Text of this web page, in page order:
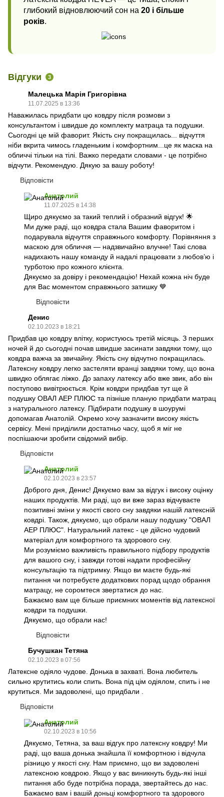
глибокий відновлюючий сон на 20 і більше
років.
Відгуки 3
Малецька Марія Григорівна
11.07.2025 в 13:36
Наважилась придбати цю ковдру після розмови з
консультантом і швидше до комплекту матраца та подушки.
Сьогодні це мій фаворит. Якість сну покращилась... відчуття
ніби вкрита чимось гладеньким і комфортним...це як маска на
обличчі тільки на тілі. Важко передати словами - це потрібно
відчути. Рекомендую. Дякую за вашу роботу!
Відповісти
Анатолий
11.07.2025 в 14:38
Щиро дякуємо за такий теплий і образний відгук! 🌟
Ми дуже раді, що ковдра стала Вашим фаворитом і
подарувала відчуття справжнього комфорту. Порівняння з
маскою для обличчя — надзвичайно влучне! Такі слова
надихають нашу команду й надалі працювати з любов’ю і
турботою про кожного клієнта.
Дякуємо за довіру і рекомендацію! Нехай кожна ніч буде
для Вас моментом справжнього затишку 💙
Відповісти
Денис
02.10.2023 в 18:21
Придбав цю ковдру влітку, користуюсь третій місяць. З перших
ночей й до сьогодні почав швидше засинати завдяки тому, що
ковдра важча за звичайну. Якість сну відчутно покращилась.
Латексну ковдру легко застеляти вранці завдяки тому, що вона
швидко облягає ліжко. До запаху латексу або вже звик, або він
поступово вивітрюється. Крім ковдри придбав тут ще й
подушку ОВАЛ АЕР ПЛЮС та пізніше планую придбати матрац
з натурального латексу. Підбирати подушку в шоурумі
допомагав Анатолій. Окремо хочу зазначити високу якість
сервісу. Мені приділили достатньо часу, щоб я міг не
поспішаючи зробити свідомий вибір.
Відповісти
Анатолий
02.10.2023 в 23:57
Доброго дня, Денис! Дякуємо вам за відгук і високу оцінку
наших продуктів. Ми раді, що ви вже зараз відчуваєте
позитивні зміни у якості свого сну завдяки нашій латексній
ковдрі. Також, дякуємо, що обрали нашу подушку "ОВАЛ
АЕР ПЛЮС". Натуральний латекс - це дійсно чудовий
матеріал для комфортного та здорового сну.
Ми розуміємо важливість правильного підбору продуктів
для вашого сну, і завжди готові надати професійну
консультацію та підтримку. Якщо ви маєте будь-які
питання чи потребуєте додаткових порад щодо обрання
матрацу, не соромтеся звертатися до нас.
Бажаємо вам ще більше приємних моментів від латексної
ковдри та подушки.
Дякуємо, що обрали нас!
Відповісти
Бучушкан Тетяна
02.10.2023 в 07:56
Латексне одіяло чудове. Донька в захваті. Вона любитель
сильно крутитись коли спить. Вона під цім одіялом, спить і не
крутиться. Ми задоволені, що придбали .
Відповісти
Анатолий
02.10.2023 в 10:56
Дякуємо, Тетяна, за ваш відгук про латексну ковдру! Ми
раді, що ваша донька знайшла її комфортною і відчула
різницю у якості сну. Нам приємно, що ви задоволені
латексною ковдрою. Якщо у вас виникнуть будь-які інші
питання або буде потрібна порада, звертайтесь до нас.
Бажаємо вам і вашій доньці комфортного та здорового